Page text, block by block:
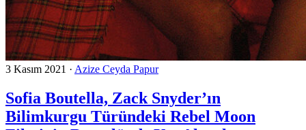
3 Kasım 2021 · Azize Ceyda Papur
Sofia Boutella, Zack Snyder’ın
Bilimkurgu Türündeki Rebel Moon